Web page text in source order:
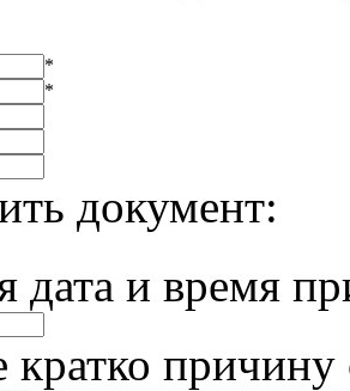
*
*
документ:
дата и время